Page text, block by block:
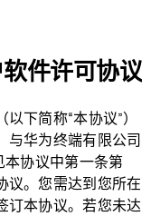
件许可协议
下简称“本协议”）
与华为终端有限公司
本协议中第一条第
议。您需达到您所在
订本协议。若您未达